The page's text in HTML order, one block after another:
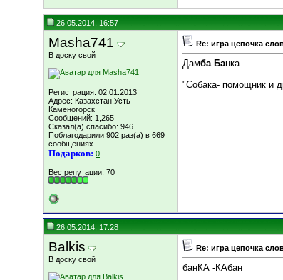
26.05.2014, 16:57
Masha741
В доску свой
Регистрация: 02.01.2013
Адрес: Казахстан.Усть-
Каменогорск
Сообщений: 1,265
Сказал(а) спасибо: 946
Поблагодарили 902 раз(а) в 669
сообщениях
Подарков: 0
Вес репутации: 70
Re: игра цепочка
Дамба-Банка
"Собака- помощник и
26.05.2014, 17:28
Balkis
В доску свой
Re: игра цепочка
банКА -КАбан